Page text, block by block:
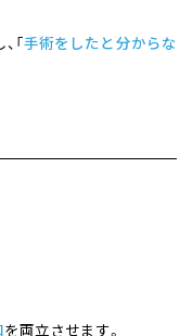
「手術をしたと分からな
を両立させます。